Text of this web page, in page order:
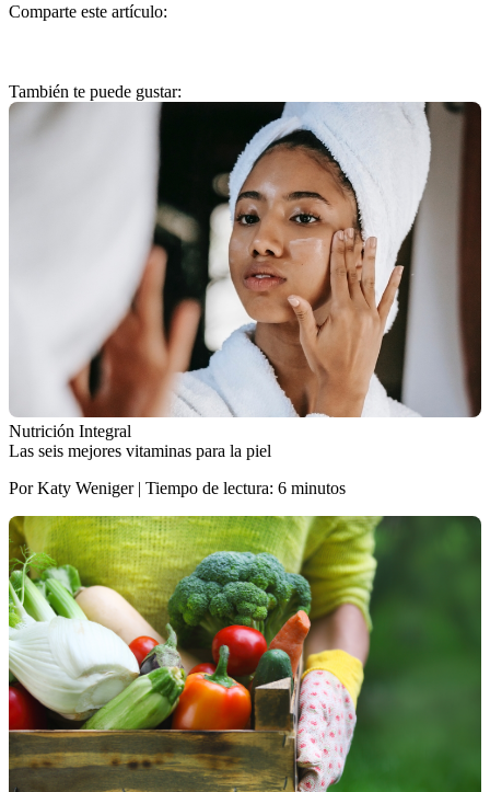
Comparte este artículo:
También te puede gustar:
Nutrición Integral
Las seis mejores vitaminas para la piel
Por Katy Weniger | Tiempo de lectura: 6 minutos